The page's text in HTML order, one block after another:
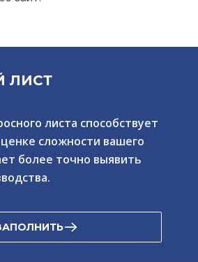
ЛИСТ
листа способствует
сложности вашего
более точно выявить